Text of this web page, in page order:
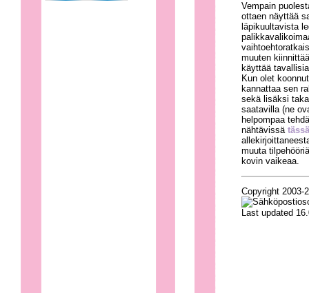
Vempain
ottaen näyttää
läpikuultavista
muuten
käyttää
Kun olet
kannattaa sen
sekä lisäksi
saatavilla (ne
helpompaa
nähtävissä
muuta
kovin vaikeaa.
Copyright 2003-
Last updated